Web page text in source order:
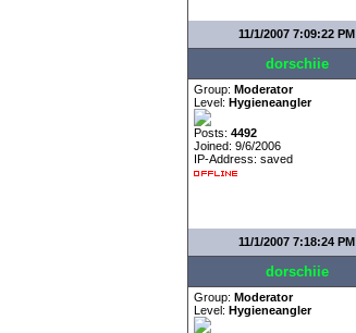
11/1/2007 7:09:22 PM
dorschiie
Group: Moderator
Level: Hygieneangler
Posts: 4492
Joined: 9/6/2006
IP-Address: saved
11/1/2007 7:18:24 PM
dorschiie
Group: Moderator
Level: Hygieneangler